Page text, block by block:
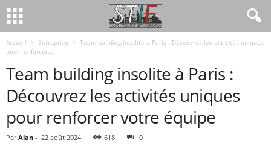
Accueil Entreprise
Team building insolite à Paris : Découvrez les activités uniques
pour renforcer...
Team building insolite à Paris :
Découvrez les activités uniques
pour renforcer votre équipe
Par Alan - 22 août 2024 618 0